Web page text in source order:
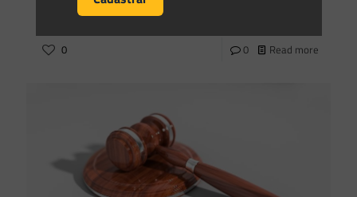
sentido, vale[…]
0 0 Read more